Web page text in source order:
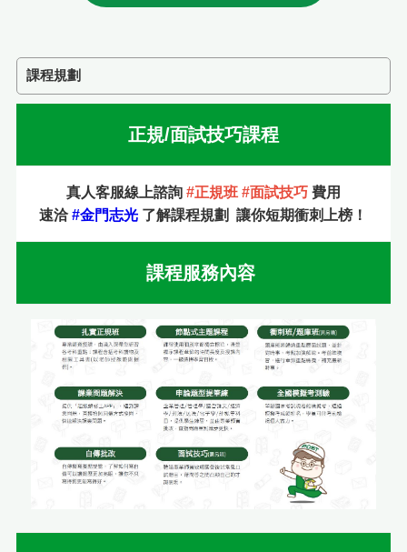
課程規劃
正規/面試技巧課程
真人客服線上諮詢 #正規班 #面試技巧 費用
速洽#金門志光 了解課程規劃讓你短期衝刺上榜！
課程服務內容